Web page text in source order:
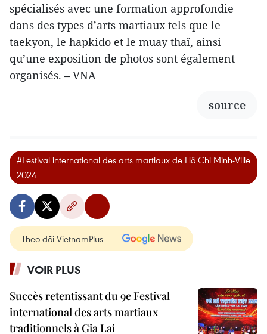
spécialisés avec une formation approfondie
dans des types d’arts martiaux tels que le
taekyon, le hapkido et le muay thaï, ainsi
qu’une exposition de photos sont également
organisés. – VNA
source
#Festival international des arts martiaux de Hô Chi Minh-Ville
2024
Theo dõi VietnamPlus
VOIR PLUS
Succès retentissant du 9e Festival
international des arts martiaux
traditionnels à Gia Lai